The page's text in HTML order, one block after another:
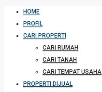
HOME
PROFIL
CARI PROPERTI
CARI RUMAH
CARI TANAH
CARI TEMPAT USAHA
PROPERTI DIJUAL